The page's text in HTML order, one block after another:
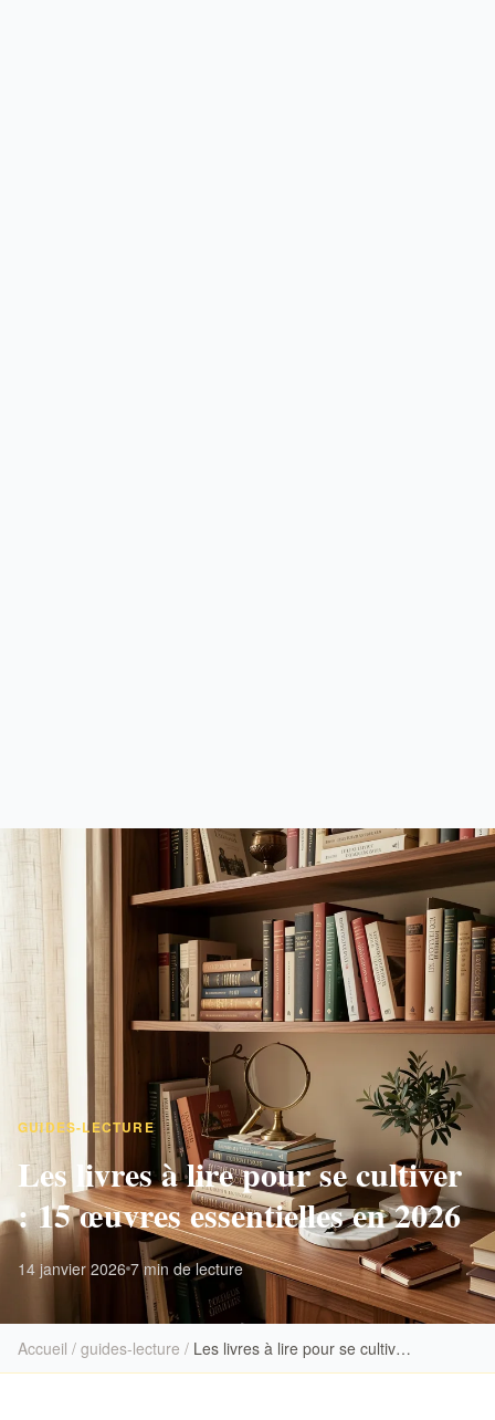
GUIDES-LECTURE
Les livres à lire pour se cultiver
: 15 œuvres essentielles en 2026
14 janvier 2026 7 min de lecture
Accueil / guides-lecture / Les livres à lire pour se cultiver : 15 œuvres essentielles en 2026